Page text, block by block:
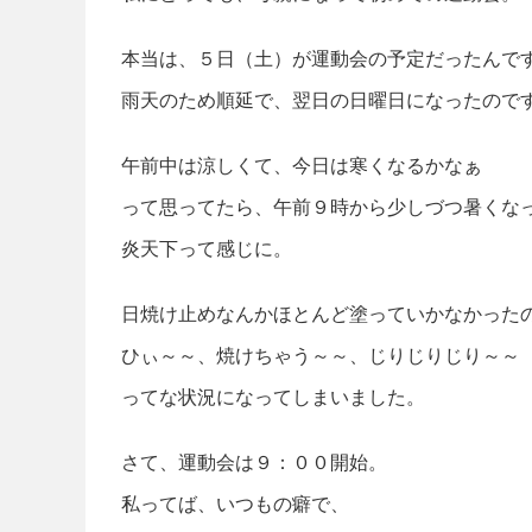
本当は、５日（土）が運動会の予定だったんで
雨天のため順延で、翌日の日曜日になったので
午前中は涼しくて、今日は寒くなるかなぁ
って思ってたら、午前９時から少しづつ暑くな
炎天下って感じに。
日焼け止めなんかほとんど塗っていかなかった
ひぃ～～、焼けちゃう～～、じりじりじり～～
ってな状況になってしまいました。
さて、運動会は９：００開始。
私ってば、いつもの癖で、